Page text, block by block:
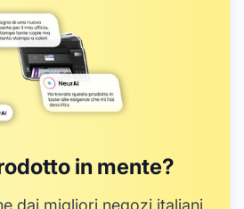
in mente?
dai migliori negozi italiani